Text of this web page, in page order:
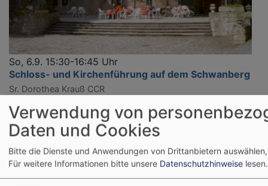
So, 6.9. 15:30-16:45 Uhr
Schloss- und Kirchenführung auf dem Schwanberg
Sr. Dorothea Krauß CCR
Alle Veranstaltungen
Facebook Widget
Verwendung von
Daten und Cookies
Bitte die Dienste und Anwendungen von Drittanbietern
Für weitere Informationen bitte unsere Datenschutzhinweise lesen.